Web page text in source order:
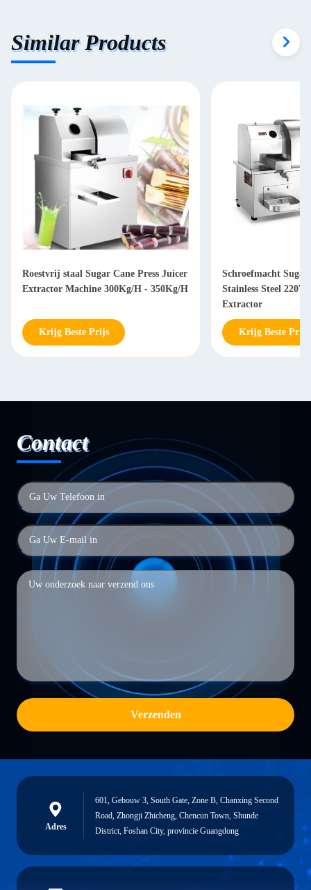
Similar Products
Roestvrij staal Sugar Cane Press Juicer
Extractor Machine 300Kg/H - 350Kg/H
Krijg Beste Prijs
Schroefmacht Sugar
Stainless Steel 220V
Extractor
Krijg Beste Prijs
Contact
Verzenden
Adres
601, Gebouw 3, South Gate, Zone B, Chanxing Second
Road, Zhongji Zhicheng, Chencun Town, Shunde
District, Foshan City, provincie Guangdong